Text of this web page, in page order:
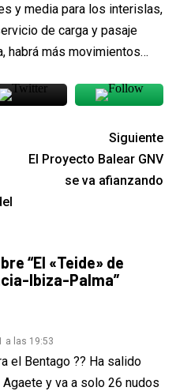
y media para los interislas,
de carga y pasaje
habrá más movimientos…
Siguiente
El Proyecto Balear GNV
se va afianzando
“El «Teide» de
Ibiza-Palma”
a las 19:53
el Bentago ?? Ha salido
y va a solo 26 nudos